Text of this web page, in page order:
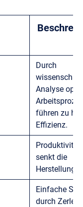
Durch
Analyse
führen zu
Effizienz.
senkt die
Einfache
durch